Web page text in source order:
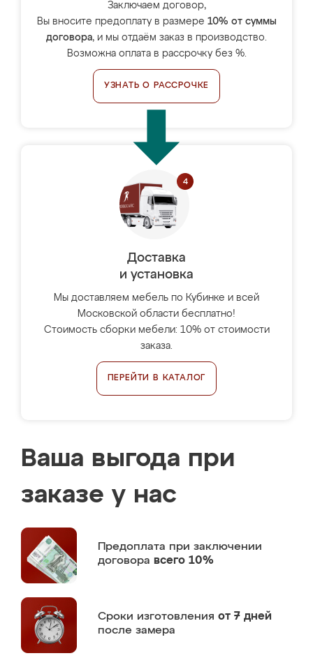
Заключаем договор,
Вы вносите предоплату в размере 10% от суммы
договора, и мы отдаём заказ в производство.
Возможна оплата в рассрочку без %.
УЗНАТЬ О РАССРОЧКЕ
Доставка
и установка
Мы доставляем мебель по Кубинке и всей
Московской области бесплатно!
Стоимость сборки мебели: 10% от стоимости
заказа.
ПЕРЕЙТИ В КАТАЛОГ
Ваша выгода при
заказе у нас
Предоплата при заключении
договора всего 10%
Сроки изготовления от 7 дней
после замера